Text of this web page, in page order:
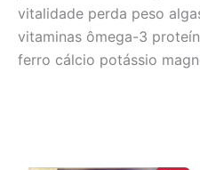
vitalidade perda peso
vitaminas ômega-3
ferro cálcio potássio